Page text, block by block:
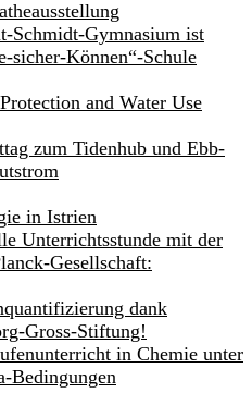
Schmidt-Gymnasium ist
sicher-Können“-Schule
and Water Use
zum Tidenhub und Ebb-
in Istrien
Unterrichtsstunde mit der
Gesellschaft:
dank
Gross-Stiftung!
in Chemie unter
Bedingungen